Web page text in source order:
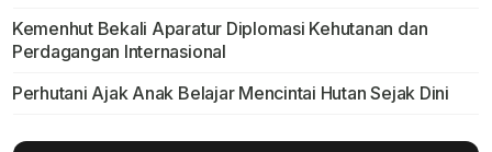
Kemenhut Bekali Aparatur Diplomasi Kehutanan dan
Perdagangan Internasional
Perhutani Ajak Anak Belajar Mencintai Hutan Sejak Dini